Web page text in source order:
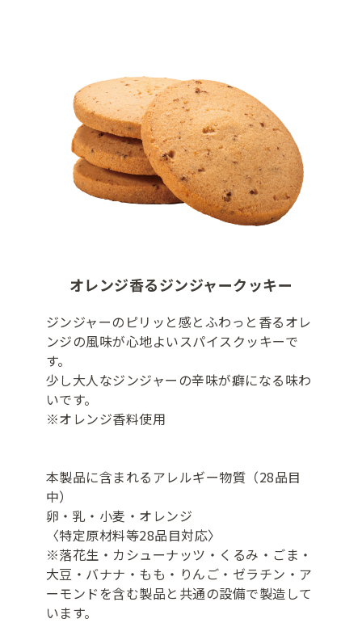
オレンジ香るジンジャークッキー
ジンジャーのピリッと感とふわっと香るオレ
ンジの風味が心地よいスパイスクッキーで
す。
少し大人なジンジャーの辛味が癖になる味わ
いです。
※オレンジ香料使用
本製品に含まれるアレルギー物質（28品目
中）
卵・乳・小麦・オレンジ
〈特定原材料等28品目対応〉
※落花生・カシューナッツ・くるみ・ごま・
大豆・バナナ・もも・りんご・ゼラチン・ア
ーモンドを含む製品と共通の設備で製造して
います。